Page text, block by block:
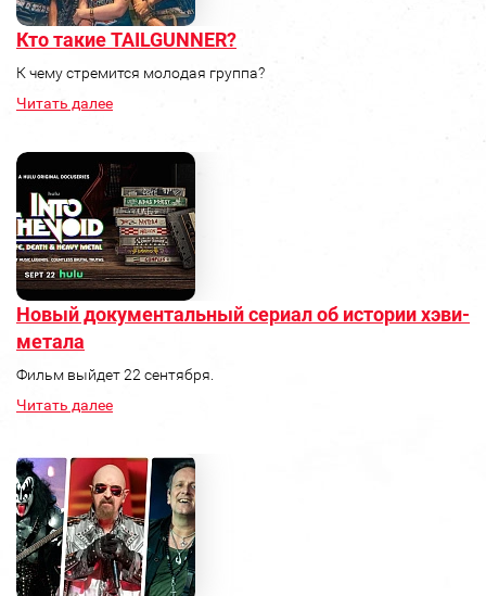
Кто такие TAILGUNNER?
К чему стремится молодая группа?
Читать далее
Новый документальный сериал об истории хэви-
метала
Фильм выйдет 22 сентября.
Читать далее